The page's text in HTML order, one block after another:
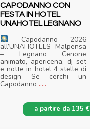
CAPODANNO CON
FESTA IN HOTEL
UNAHOTEL LEGNANO
Capodanno 2026
all’UNAHOTELS Malpensa
– Legnano Cenone
animato, apericena, dj set
e notte in hotel 4 stelle di
design Se cerchi un
Capodanno .....
a partire da 135 €